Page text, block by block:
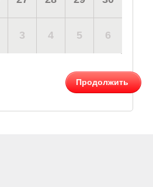
3 4 5 6
Продолжить